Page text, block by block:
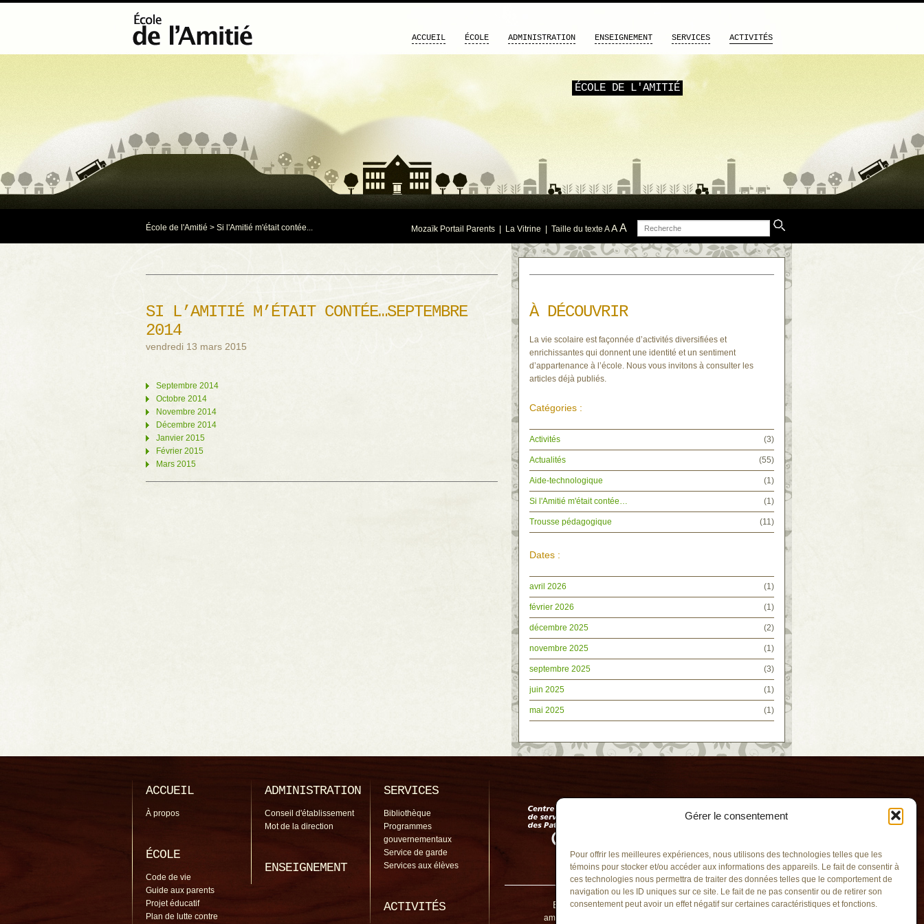
Gérer le consentement
Pour offrir les meilleures expériences, nous utilisons des technologies telles que les
témoins pour stocker et/ou accéder aux informations des appareils. Le fait de consentir à
ces technologies nous permettra de traiter des données telles que le comportement de
navigation ou les ID uniques sur ce site. Le fait de ne pas consentir ou de retirer son
consentement peut avoir un effet négatif sur certaines caractéristiques et fonctions.
ÉCOLE DE L'AMITIÉ
ACCUEIL ÉCOLE ADMINISTRATION ENSEIGNEMENT SERVICES ACTIVITÉS
École de l'Amitié > Si l'Amitié m'était contée... Mozaïk Portail Parents La Vitrine | Taille du texte A AA Recherche
SI L’AMITIÉ M’ÉTAIT CONTÉE…SEPTEMBRE
2014
vendredi 13 mars 2015
Septembre 2014
Octobre 2014
Novembre 2014
Décembre 2014
Janvier 2015
Février 2015
Mars 2015
À DÉCOUVRIR
La vie scolaire est façonnée d’activités diversifiées et
enrichissantes qui donnent une identité et un sentiment
d’appartenance à l’école. Nous vous invitons à consulter les
articles déjà publiés.
Catégories :
Activités (3)
Actualités (55)
Aide-technologique (1)
Si l'Amitié m'était contée… (1)
Trousse pédagogique (11)
Dates :
avril 2026 (1)
février 2026 (1)
décembre 2025 (2)
novembre 2025 (1)
septembre 2025 (3)
juin 2025 (1)
mai 2025 (1)
ACCUEIL
À propos
ÉCOLE
Code de vie
Guide aux parents
Projet éducatif
Plan de lutte contre
ADMINISTRATION
Conseil d'établissement
Mot de la direction
ENSEIGNEMENT
SERVICES
Bibliothèque
Programmes
gouvernementaux
Service de garde
Services aux élèves
ACTIVITÉS École de l'Amitié
amitie@cssp.gouv.qc.ca